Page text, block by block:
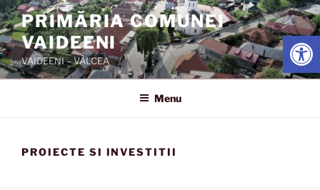
Skip
to
content
PRIMĂRIA COMUNEI
VAIDEENI
VAIDEENI – VÂLCEA
Menu
PROIECTE SI INVESTITII